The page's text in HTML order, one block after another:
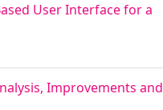
User Interface for a
Improvements and